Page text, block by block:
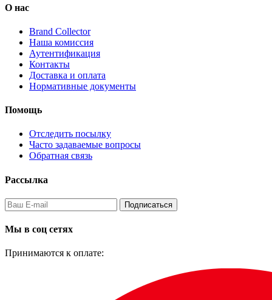
О нас
Brand Collector
Наша комиссия
Аутентификация
Контакты
Доставка и оплата
Нормативные документы
Помощь
Отследить посылку
Часто задаваемые вопросы
Обратная связь
Рассылка
Подписаться
Мы в соц сетях
Принимаются к оплате: